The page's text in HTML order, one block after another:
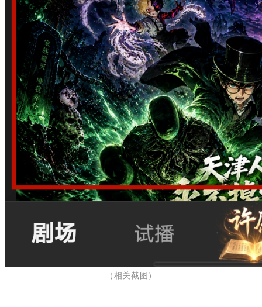
（相关截图）